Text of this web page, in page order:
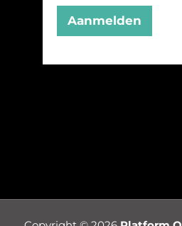
Aanmelden